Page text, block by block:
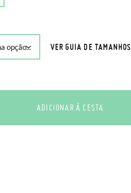
VER GUIA DE TAMANHOS
ADICIONAR À CESTA